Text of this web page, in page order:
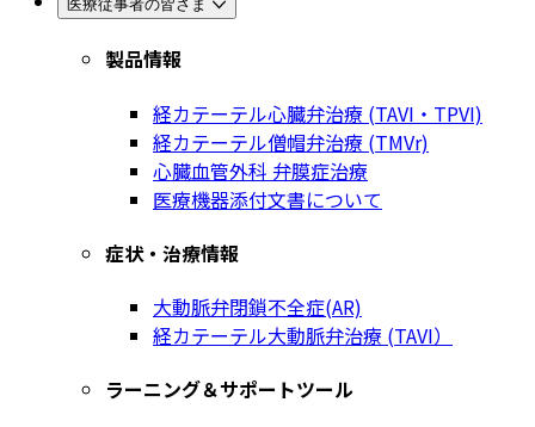
医療従事者の皆さま
製品情報
経カテーテル心臓弁治療 (TAVI・TPVI)
経カテーテル僧帽弁治療 (TMVr)
心臓血管外科 弁膜症治療
医療機器添付文書について
症状・治療情報
大動脈弁閉鎖不全症(AR)
経カテーテル大動脈弁治療 (TAVI）
ラーニング＆サポートツール